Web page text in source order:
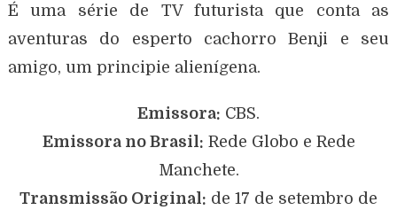
É uma série de TV futurista que conta as
aventuras do esperto cachorro Benji e seu
amigo, um principie alienígena.
Emissora: CBS.
Emissora no Brasil: Rede Globo e Rede
Manchete.
Transmissão Original: de 17 de setembro de